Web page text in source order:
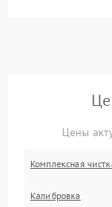
Цены
Комплексная
Калибровка